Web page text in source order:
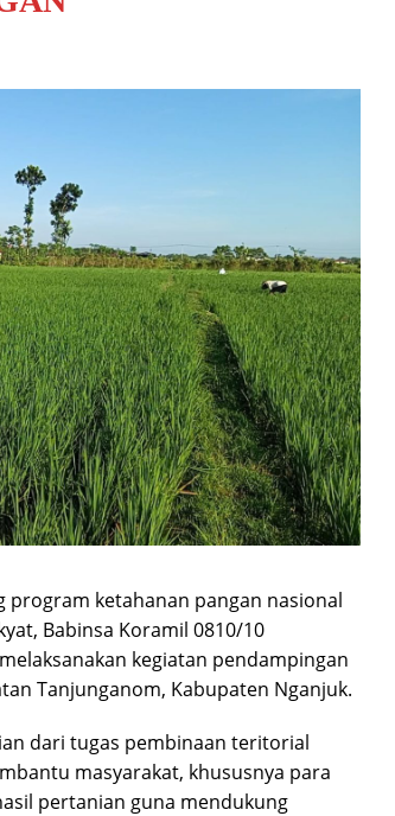
ketahanan pangan nasional
Babinsa Koramil 0810/10
kegiatan pendampingan
Tanjunganom, Kabupaten Nganjuk.
dari tugas pembinaan teritorial
masyarakat, khususnya para
pertanian guna mendukung